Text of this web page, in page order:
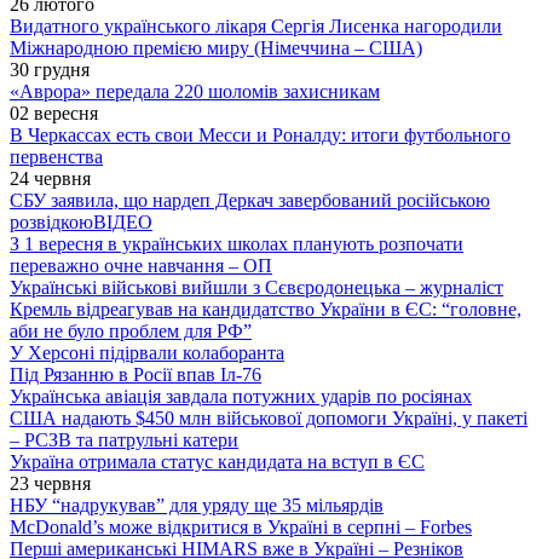
26 лютого
Видатного українського лікаря Сергія Лисенка нагородили
Міжнародною премією миру (Німеччина – США)
30 грудня
«Аврора» передала 220 шоломів захисникам
02 вересня
В Черкассах есть свои Месси и Роналду: итоги футбольного
первенства
24 червня
СБУ заявила, що нардеп Деркач завербований російською
розвідкоюВІДЕО
З 1 вересня в українських школах планують розпочати
переважно очне навчання – ОП
Українські військові вийшли з Сєвєродонецька – журналіст
Кремль відреагував на кандидатство України в ЄС: “головне,
аби не було проблем для РФ”
У Херсоні підірвали колаборанта
Під Рязанню в Росії впав Іл-76
Українська авіація завдала потужних ударів по росіянах
США надають $450 млн військової допомоги Україні, у пакеті
– РСЗВ та патрульні катери
Україна отримала статус кандидата на вступ в ЄС
23 червня
НБУ “надрукував” для уряду ще 35 мільярдів
McDonald’s може відкритися в Україні в серпні – Forbes
Перші американські HIMARS вже в Україні – Резніков